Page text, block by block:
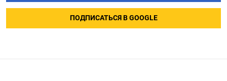
ПОДПИСАТЬСЯ В GOOGLE